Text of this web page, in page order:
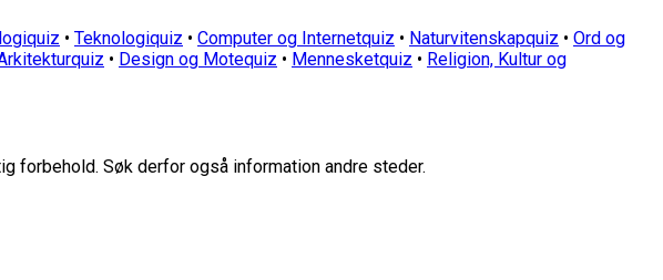
• Teknologiquiz • Computer og Internetquiz • Naturvitenskapquiz • Ord og
• Design og Motequiz • Mennesketquiz • Religion, Kultur og
forbehold. Søk derfor også information andre steder.